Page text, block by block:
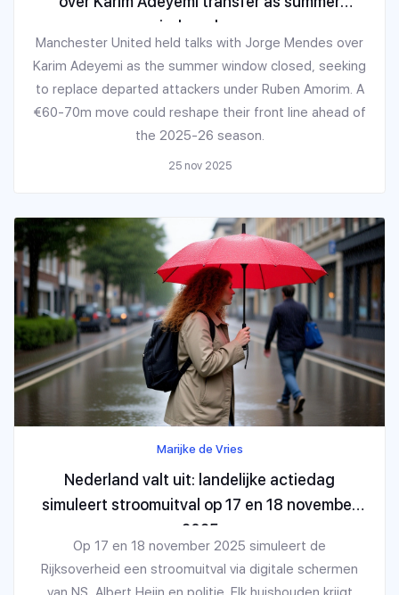
window closes
Manchester United held talks with Jorge Mendes over
Karim Adeyemi as the summer window closed, seeking
to replace departed attackers under Ruben Amorim. A
€60-70m move could reshape their front line ahead of
the 2025-26 season.
25 nov 2025
Marijke de Vries
Nederland valt uit: landelijke actiedag
simuleert stroomuitval op 17 en 18 november
2025
Op 17 en 18 november 2025 simuleert de
Rijksoverheid een stroomuitval via digitale schermen